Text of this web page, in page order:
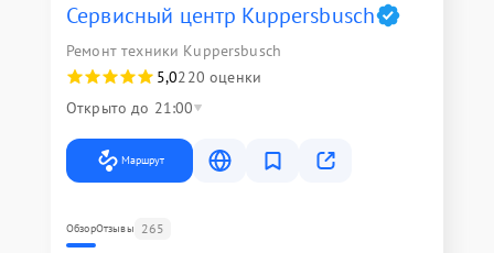
Сервисный центр Kuppersbusch
Ремонт техники Kuppersbusch
5,0220 оценки
Открыто до 21:00
Маршрут
ОбзорОтзывы 265